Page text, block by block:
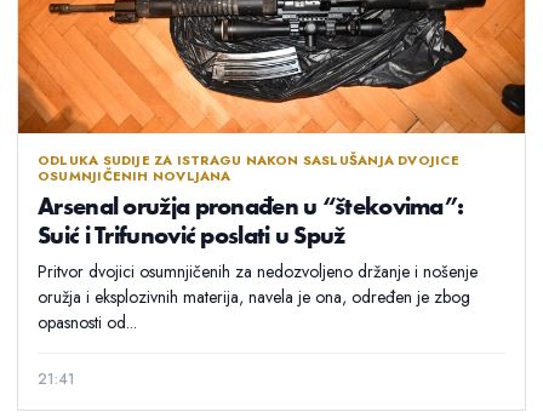
ODLUKA SUDIJE ZA ISTRAGU NAKON SASLUŠANJA DVOJICE
OSUMNJIČENIH NOVLJANA
Arsenal oružja pronađen u “štekovima”:
Suić i Trifunović poslati u Spuž
Pritvor dvojici osumnjičenih za nedozvoljeno držanje i nošenje
oružja i eksplozivnih materija, navela je ona, određen je zbog
opasnosti od...
21:41